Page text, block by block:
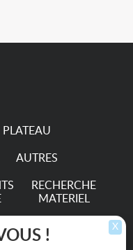
PLATEAU
AUTRES
RECHERCHE
MATERIEL
X
!